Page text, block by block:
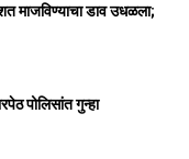
माजविण्याचा डाव उधळला;
पोलिसांत गुन्हा